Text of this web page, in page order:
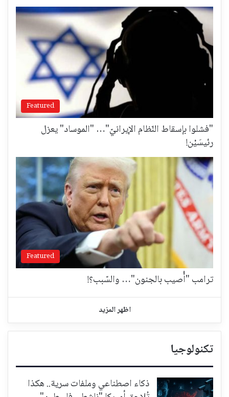
Featured
"فشلوا بإسقاط النّظام الإيرانيّ"… "الموساد" يعزل
رئيسَيْن!
Featured
ترامب "أُصيب بالجنون"… والسّبب؟!
اظهر المزيد
تكنولوجيا
ذكاء اصطناعي وملفات سرية.. هكذا